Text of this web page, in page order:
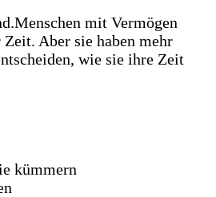
mit Vermögen
Aber sie haben mehr
wie sie ihre Zeit
kümmern